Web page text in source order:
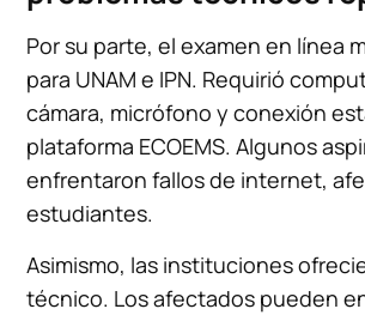
Por su parte, el examen en línea
para UNAM e IPN. Requirió
cámara, micrófono y conexión
plataforma ECOEMS. Algunos
enfrentaron fallos de internet,
estudiantes.
Asimismo, las instituciones
técnico. Los afectados pueden